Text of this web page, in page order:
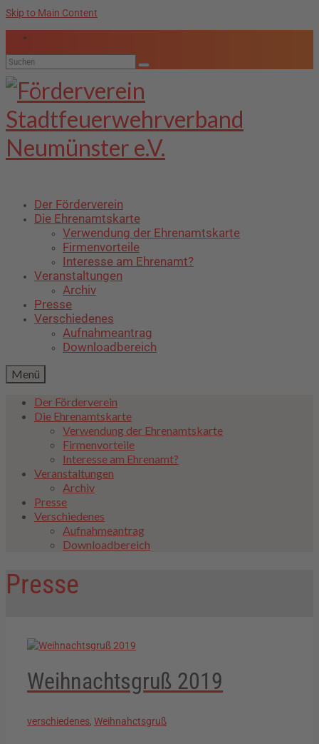
Skip to Main Content
Suche
nach:
Der Förderverein
Die Ehrenamtskarte
Verwendung der Ehrenamtskarte
Firmenvorteile
Interesse am Ehrenamt?
Veranstaltungen
Archiv
Presse
Verschiedenes
Aufnahmeantrag
Downloadbereich
Menü
Der Förderverein
Die Ehrenamtskarte
Verwendung der Ehrenamtskarte
Firmenvorteile
Interesse am Ehrenamt?
Veranstaltungen
Archiv
Presse
Verschiedenes
Aufnahmeantrag
Downloadbereich
Presse
Weihnachtsgruß 2019
verschiedenes, Weihnahctsgruß